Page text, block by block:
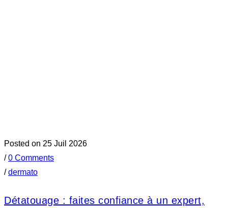
Posted on 25 Juil 2026
/0 Comments
/dermato
Détatouage : faites confiance à un expert,